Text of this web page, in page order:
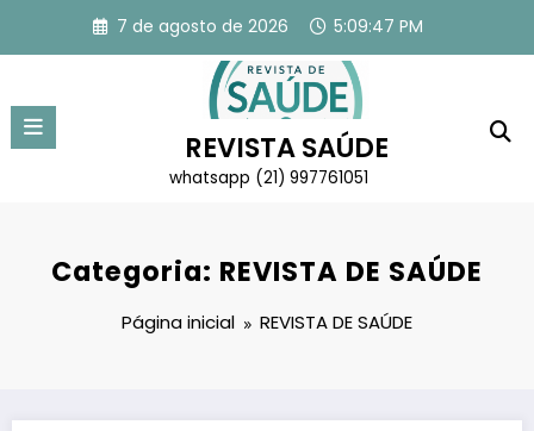
o
7 de agosto de 2026 5:09:48 PM
REVISTA SAÚDE
whatsapp (21) 997761051
Categoria: REVISTA DE SAÚDE
Página inicial REVISTA DE SAÚDE